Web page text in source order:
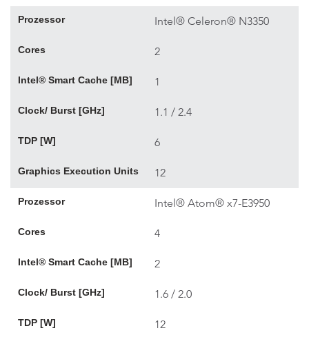
Prozessor Intel® Celeron® N3350
Cores 2
Intel® Smart Cache [MB] 1
Clock/ Burst [GHz] 1.1 / 2.4
TDP [W] 6
Graphics Execution Units 12
Prozessor Intel® Atom® x7-E3950
Cores 4
Intel® Smart Cache [MB] 2
Clock/ Burst [GHz] 1.6 / 2.0
TDP [W] 12